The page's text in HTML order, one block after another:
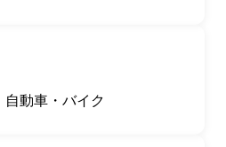
自動車・バイク